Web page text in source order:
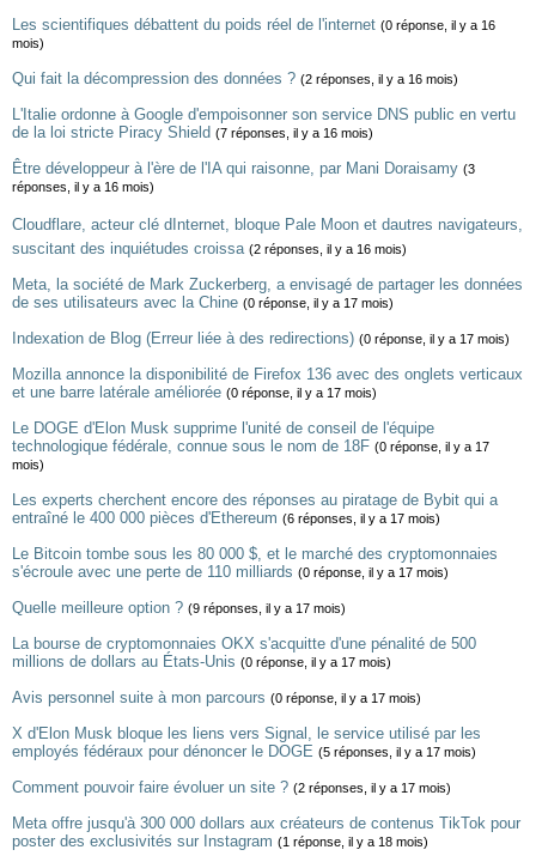
Les scientifiques débattent du poids réel de l'internet (0 réponse, il y a 16
mois)
Qui fait la décompression des données ? (2 réponses, il y a 16 mois)
L'Italie ordonne à Google d'empoisonner son service DNS public en vertu
de la loi stricte Piracy Shield (7 réponses, il y a 16 mois)
Être développeur à l'ère de l'IA qui raisonne, par Mani Doraisamy (3
réponses, il y a 16 mois)
Cloudflare, acteur clé dInternet, bloque Pale Moon et dautres navigateurs,
suscitant des inquiétudes croissa (2 réponses, il y a 16 mois)
Meta, la société de Mark Zuckerberg, a envisagé de partager les données
de ses utilisateurs avec la Chine (0 réponse, il y a 17 mois)
Indexation de Blog (Erreur liée à des redirections) (0 réponse, il y a 17 mois)
Mozilla annonce la disponibilité de Firefox 136 avec des onglets verticaux
et une barre latérale améliorée (0 réponse, il y a 17 mois)
Le DOGE d'Elon Musk supprime l'unité de conseil de l'équipe
technologique fédérale, connue sous le nom de 18F (0 réponse, il y a 17
mois)
Les experts cherchent encore des réponses au piratage de Bybit qui a
entraîné le 400 000 pièces d'Ethereum (6 réponses, il y a 17 mois)
Le Bitcoin tombe sous les 80 000 $, et le marché des cryptomonnaies
s'écroule avec une perte de 110 milliards (0 réponse, il y a 17 mois)
Quelle meilleure option ? (9 réponses, il y a 17 mois)
La bourse de cryptomonnaies OKX s'acquitte d'une pénalité de 500
millions de dollars au États-Unis (0 réponse, il y a 17 mois)
Avis personnel suite à mon parcours (0 réponse, il y a 17 mois)
X d'Elon Musk bloque les liens vers Signal, le service utilisé par les
employés fédéraux pour dénoncer le DOGE (5 réponses, il y a 17 mois)
Comment pouvoir faire évoluer un site ? (2 réponses, il y a 17 mois)
Meta offre jusqu'à 300 000 dollars aux créateurs de contenus TikTok pour
poster des exclusivités sur Instagram (1 réponse, il y a 18 mois)